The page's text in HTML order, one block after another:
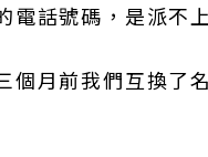
話號碼，是派不
月前我們互換了